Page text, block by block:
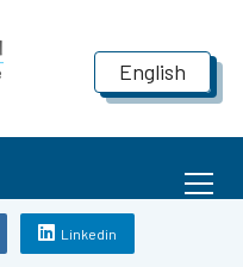
English
Linkedin